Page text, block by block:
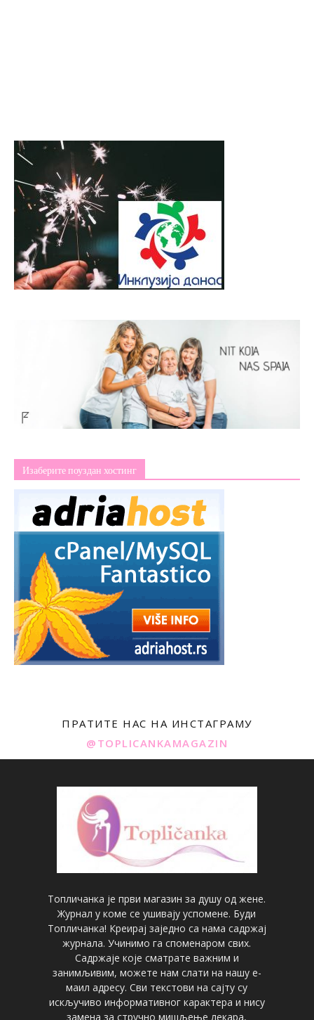
Изаберите поуздан хостинг
ПРАТИТЕ НАС НА ИНСТАГРАМУ
@TOPLICANKAMAGAZIN
Топличанка је први магазин за душу од жене.
Журнал у коме се ушивају успомене. Буди
Топличанка! Креирај заједно са нама садржај
журнала. Учинимо га споменаром свих.
Садржаје које сматрате важним и
занимљивим, можете нам слати на нашу е-
маил адресу. Сви текстови на сајту су
искључиво информативног карактера и нису
замена за стручно мишљење лекара,